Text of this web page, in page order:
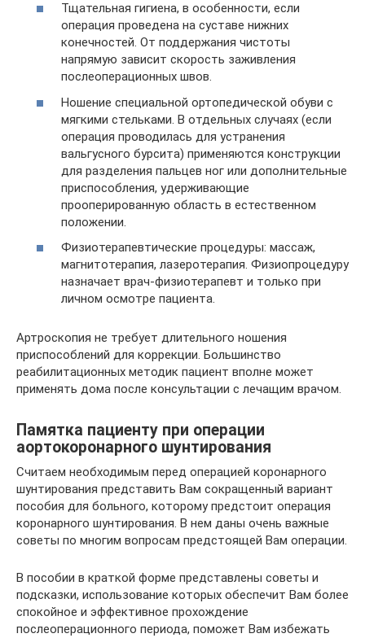
Тщательная гигиена, в особенности, если
операция проведена на суставе нижних
конечностей. От поддержания чистоты
напрямую зависит скорость заживления
послеоперационных швов.
Ношение специальной ортопедической обуви с
мягкими стельками. В отдельных случаях (если
операция проводилась для устранения
вальгусного бурсита) применяются конструкции
для разделения пальцев ног или дополнительные
приспособления, удерживающие
прооперированную область в естественном
положении.
Физиотерапевтические процедуры: массаж,
магнитотерапия, лазеротерапия. Физиопроцедуру
назначает врач-физиотерапевт и только при
личном осмотре пациента.
Артроскопия не требует длительного ношения
приспособлений для коррекции. Большинство
реабилитационных методик пациент вполне может
применять дома после консультации с лечащим врачом.
Памятка пациенту при операции
аортокоронарного шунтирования
Считаем необходимым перед операцией коронарного
шунтирования представить Вам сокращенный вариант
пособия для больного, которому предстоит операция
коронарного шунтирования. В нем даны очень важные
советы по многим вопросам предстоящей Вам операции.
В пособии в краткой форме представлены советы и
подсказки, использование которых обеспечит Вам более
спокойное и эффективное прохождение
послеоперационного периода, поможет Вам избежать